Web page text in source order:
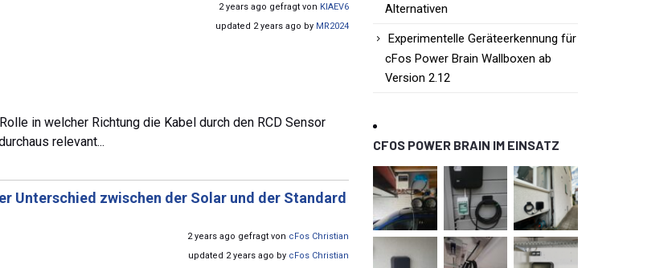
2 years ago gefragt von KIAEV6
updated 2 years ago by MR2024
in welcher Richtung die Kabel durch den RCD Sensor
relevant...
Unterschied zwischen der Solar und der Standard
2 years ago gefragt von cFos Christian
updated 2 years ago by cFos Christian
Alternativen
Experimentelle Geräteerkennung für
cFos Power Brain Wallboxen ab
Version 2.12
CFOS POWER BRAIN IM EINSATZ